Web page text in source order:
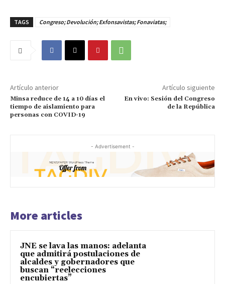
TAGS Congreso; Devolución; Exfonsavistas; Fonaviatas;
Artículo anterior
Minsa reduce de 14 a 10 días el
tiempo de aislamiento para
personas con COVID-19
Artículo siguiente
En vivo: Sesión del Congreso
de la República
- Advertisement -
More articles
JNE se lava las manos: adelanta
que admitirá postulaciones de
alcaldes y gobernadores que
buscan “reelecciones
encubiertas”